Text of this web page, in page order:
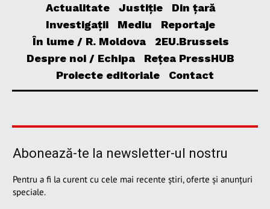
Actualitate Justiție
Din țară
Investigații
Mediu
Reportaje
În lume / R. Moldova
2EU.Brussels
Despre noi / Echipa
Rețea PressHUB
Proiecte editoriale
Contact
Abonează-te la newsletter-ul nostru
Pentru a fi la curent cu cele mai recente știri, oferte și anunțuri
speciale.